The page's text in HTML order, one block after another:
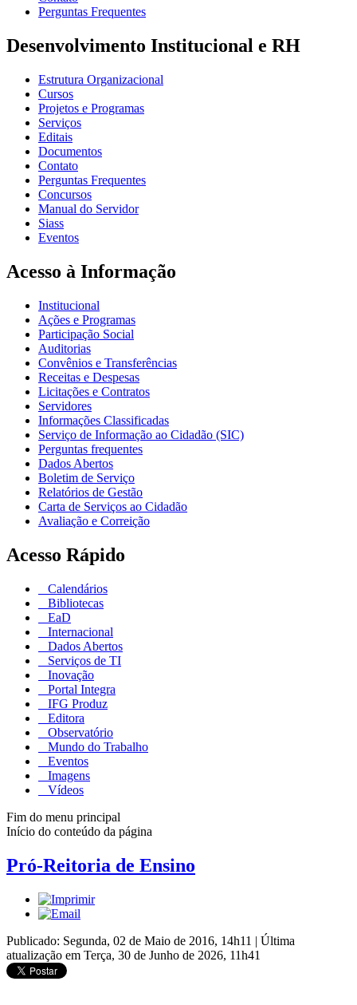
Perguntas Frequentes
Desenvolvimento Institucional e RH
Estrutura Organizacional
Cursos
Projetos e Programas
Serviços
Editais
Documentos
Contato
Perguntas Frequentes
Concursos
Manual do Servidor
Siass
Eventos
Acesso à Informação
Institucional
Ações e Programas
Participação Social
Auditorias
Convênios e Transferências
Receitas e Despesas
Licitações e Contratos
Servidores
Informações Classificadas
Serviço de Informação ao Cidadão (SIC)
Perguntas frequentes
Dados Abertos
Boletim de Serviço
Relatórios de Gestão
Carta de Serviços ao Cidadão
Avaliação e Correição
Acesso Rápido
Calendários
Bibliotecas
EaD
Internacional
Dados Abertos
Serviços de TI
Inovação
Portal Integra
IFG Produz
Editora
Observatório
Mundo do Trabalho
Eventos
Imagens
Vídeos
Fim do menu principal
Início do conteúdo da página
Pró-Reitoria de Ensino
Publicado: Segunda, 02 de Maio de 2016, 14h11 | Última
atualização em Terça, 30 de Junho de 2026, 11h41